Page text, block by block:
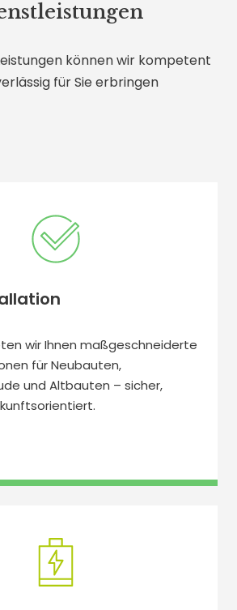
können wir kompetent
für Sie erbringen
wir Ihnen maßgeschneiderte
für Neubauten,
und Altbauten – sicher,